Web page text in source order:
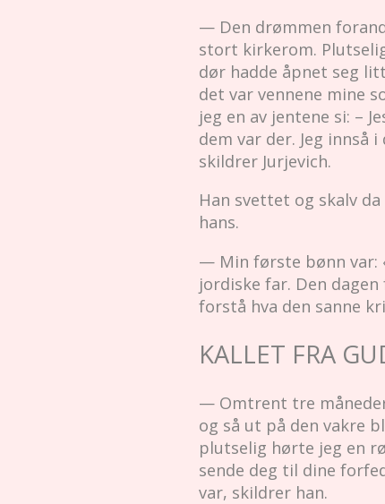
— Den drømmen
stort kirkerom.
dør hadde åpnet seg
det var vennene mine
jeg en av jentene si: –
dem var der. Jeg innså
skildrer Jurjevich.
Han svettet og skalv
hans.
— Min første bønn var:
jordiske far. Den
forstå hva den sanne
KALLET FRA
— Omtrent tre
og så ut på den vakre
plutselig hørte jeg en
sende deg til dine
var, skildrer han.